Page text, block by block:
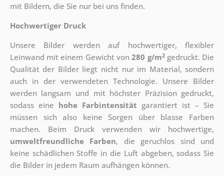
mit Bildern, die Sie nur bei uns finden.
Hochwertiger Druck
Unsere Bilder werden auf hochwertiger, flexibler
Leinwand mit einem Gewicht von280 g/m2gedruckt. Die
Qualität der Bilder liegt nicht nur im Material, sondern
auch in der verwendeten Technologie. Unsere Bilder
werden langsam und mit höchster Präzision gedruckt,
sodass eine hohe Farbintensität garantiert ist – Sie
müssen sich also keine Sorgen über blasse Farben
machen. Beim Druck verwenden wir hochwertige,
umweltfreundliche Farben, die geruchlos sind und
keine schädlichen Stoffe in die Luft abgeben, sodass Sie
die Bilder in jedem Raum aufhängen können.